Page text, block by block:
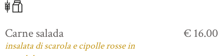
Carne salada
insalata di scarola e cipolle rosse in
€ 16.00